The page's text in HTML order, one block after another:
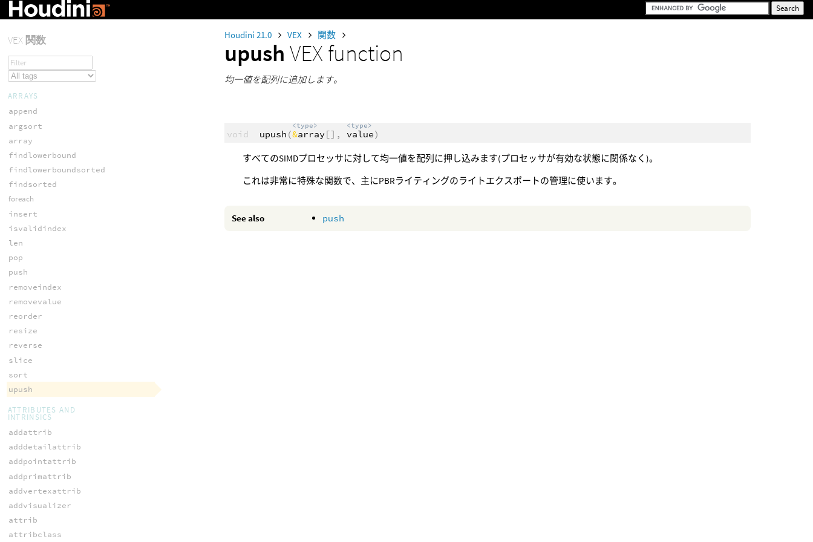
Houdini 21.0 VEX 関数
upushVEX function
均一値を配列に追加します。
void upush (
<type>
&array [],
<type>
value)
すべてのSIMDプロセッサに対して均一値を配列に押し込みます(プロセッサが有効な状態に関係なく)。
これは非常に特殊な関数で、主にPBRライティングのライトエクスポートの管理に使います。
See also push
VEX関数
ARRAYS
append
argsort
array
findlowerbound
findlowerboundsorted
findsorted
foreach
insert
isvalidindex
len
pop
push
removeindex
removevalue
reorder
resize
reverse
slice
sort
upush
ATTRIBUTES AND
INTRINSICS
addattrib
adddetailattrib
addpointattrib
addprimattrib
addvertexattrib
addvisualizer
attrib
attribclass